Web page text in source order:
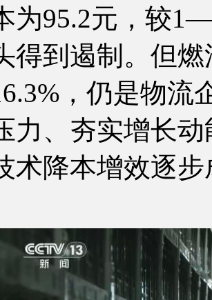
为95.2元，较
得到遏制。但
，仍是物流
力、夯实增长
术降本增效逐